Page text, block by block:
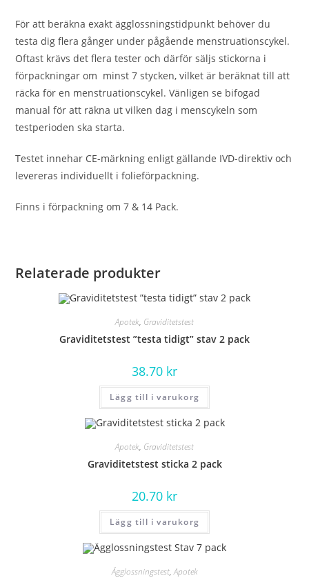
För att beräkna exakt ägglossningstidpunkt behöver du
testa dig flera gånger under pågående menstruationscykel.
Oftast krävs det flera tester och därför säljs stickorna i
förpackningar om minst 7 stycken, vilket är beräknat till att
räcka för en menstruationscykel. Vänligen se bifogad
manual för att räkna ut vilken dag i menscykeln som
testperioden ska starta.
Testet innehar CE-märkning enligt gällande IVD-direktiv och
levereras individuellt i folieförpackning.
Finns i förpackning om 7 & 14 Pack.
Relaterade produkter
Apotek, Graviditetstest
Graviditetstest ”testa tidigt” stav 2 pack
38.70 kr
Lägg till i varukorg
Apotek, Graviditetstest
Graviditetstest sticka 2 pack
20.70 kr
Lägg till i varukorg
Ägglossningstest,Apotek